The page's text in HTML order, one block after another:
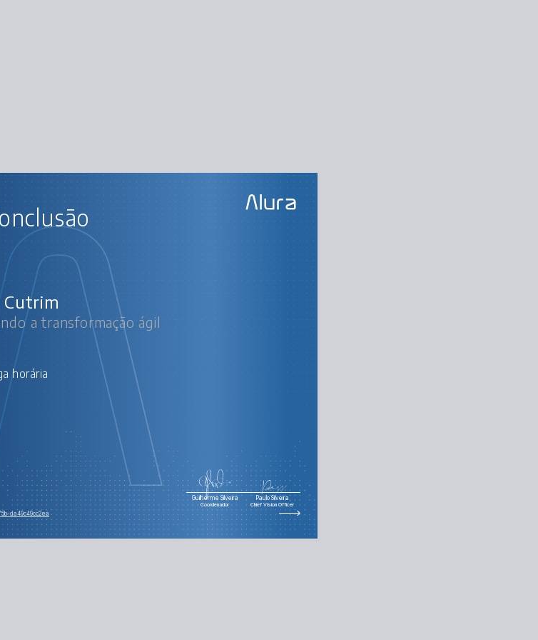
a transformação ágil
Guilherme Silveira
Coordenador
Paulo Silveira
Chief Vision Officer
da49c49cc2ea
AULAS DO CURSO
promovendo a transformação ágil
O Método Waterfall
Priorização
O que é ser Ágil
O Manifesto Ágil